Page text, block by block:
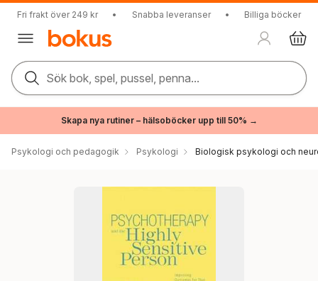
Fri frakt över 249 kr • Snabba leveranser • Billiga böcker
Sök bok, spel, pussel, penna...
Skapa nya rutiner – hälsoböcker upp till 50% →
Psykologi och pedagogik Psykologi Biologisk psykologi och